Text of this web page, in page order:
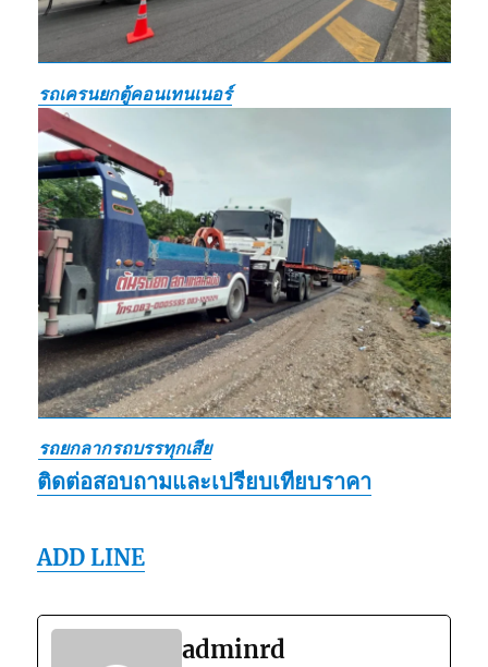
รถเครนยกตู้คอนเทนเนอร์
รถยกลากรถบรรทุกเสีย
ติดต่อสอบถามและเปรียบเทียบราคา
ADD LINE
adminrd